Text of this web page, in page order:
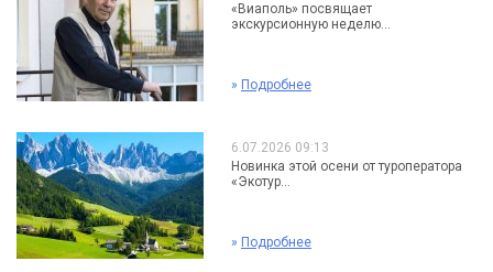
«Виаполь» посвящает
экскурсионную неделю...
» Подробнее
6.07.2026 09:13
Новинка этой осени от туроператора
«Экотур...
» Подробнее